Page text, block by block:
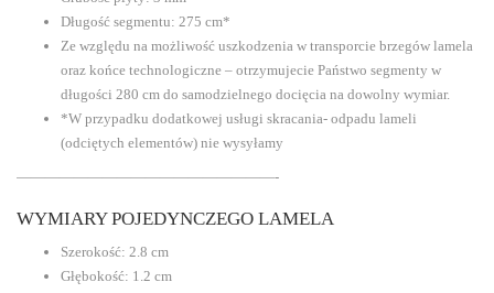
Długość segmentu: 275 cm*
Ze względu na możliwość uszkodzenia w transporcie brzegów lamela
oraz końce technologiczne – otrzymujecie Państwo segmenty w
długości 280 cm do samodzielnego docięcia na dowolny wymiar.
*W przypadku dodatkowej usługi skracania- odpadu lameli
(odciętych elementów) nie wysyłamy
——————————————————-
WYMIARY POJEDYNCZEGO LAMELA
Szerokość: 2.8 cm
Głębokość: 1.2 cm